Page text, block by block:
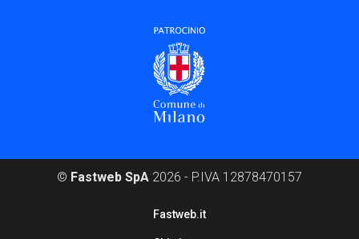
© Fastweb SpA 2026 - P.IVA 12878470157
Fastweb.it